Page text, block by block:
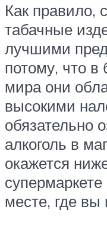
Как правило,
табачные
лучшими
потому, что в
мира они
высокими
обязательно
алкоголь в
окажется
месте, где вы